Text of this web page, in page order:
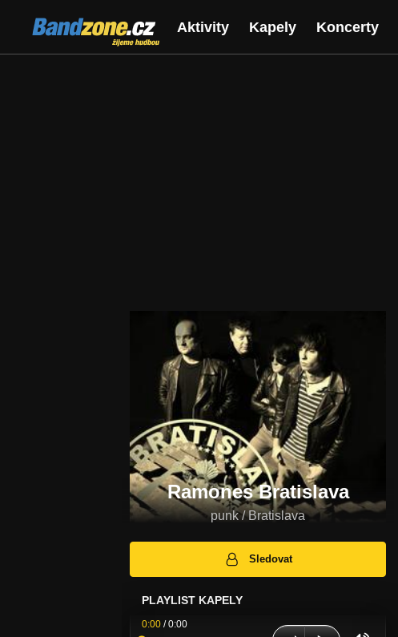
Bandzone.cz
žijeme hudbou
Aktivity Kapely Koncerty
Ramones Bratislava
punk / Bratislava
Sledovat
PLAYLIST KAPELY
0:00 /0:00